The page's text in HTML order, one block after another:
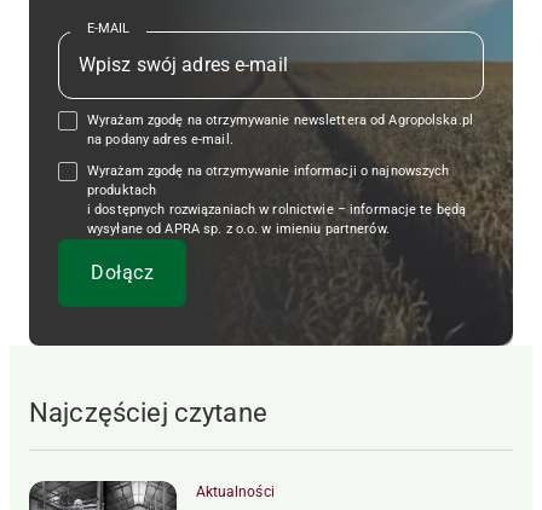
E-MAIL
Wyrażam zgodę na otrzymywanie newslettera od Agropolska.pl
na podany adres e-mail.
Wyrażam zgodę na otrzymywanie informacji o najnowszych
produktach
i dostępnych rozwiązaniach w rolnictwie – informacje te będą
wysyłane od APRA sp. z o.o. w imieniu partnerów.
Najczęściej czytane
Aktualności